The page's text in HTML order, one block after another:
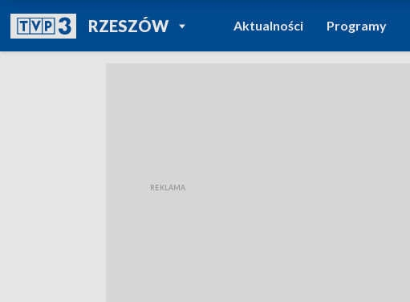
RZESZÓWPOWRÓT DO
TVP REGIONY
Aktualności Programy